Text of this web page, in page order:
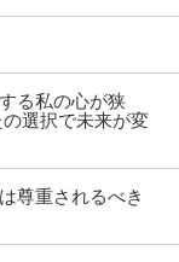
る私の心が狭
選択で未来が変
尊重されるべき